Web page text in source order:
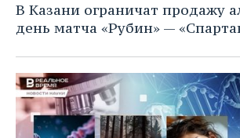
В Казани ограничат продажу
день матча «Рубин» —